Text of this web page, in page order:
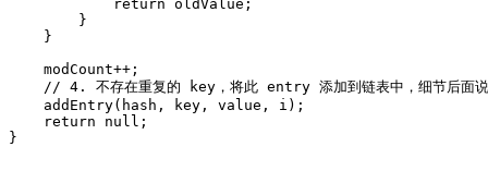
return oldValue ;
}
}
modCount++ ;
// 4. 不存在重复的 key ， 将此 entry 添加到链表中 ， 细节后面说
addEntry( hash , key , value , i );
return
null ;
}